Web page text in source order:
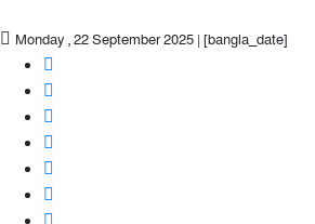
Monday , 22 September 2025 | [bangla_date]